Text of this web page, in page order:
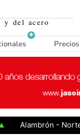
y del acero
Alambrón - Norte